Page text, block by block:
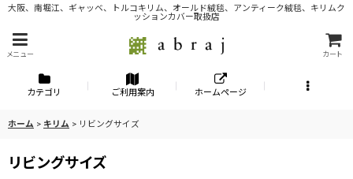
大阪、南堀江、ギャッベ、トルコキリム、オールド絨毯、アンティーク絨毯、キリムク
ッションカバー取扱店
メニュー カート
カテゴリ ご利用案内 ホームページ
ホーム > キリム > リビングサイズ
リビングサイズ